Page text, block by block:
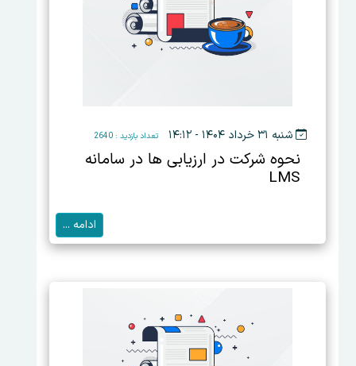
شنبه ۳۱ خرداد ۱۴۰۴ - ۱۴:۱۲ تعداد بازدید : 2640
نحوه شرکت در ارزیابی ها در سامانه
LMS
ادامه ...